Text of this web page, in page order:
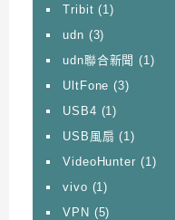
Tribit (1)
udn (3)
udn聯合新聞 (1)
UltFone (3)
USB4 (1)
USB風扇 (1)
VideoHunter (1)
vivo (1)
VPN (5)